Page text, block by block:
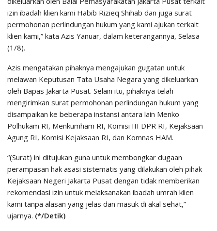
izin ibadah klien kami Habib Rizieq Shihab dan juga surat
permohonan perlindungan hukum yang kami ajukan terkait
klien kami,” kata Azis Yanuar, dalam keterangannya, Selasa
(1/8).
Azis mengatakan pihaknya mengajukan gugatan untuk
melawan Keputusan Tata Usaha Negara yang dikeluarkan
oleh Bapas Jakarta Pusat. Selain itu, pihaknya telah
mengirimkan surat permohonan perlindungan hukum yang
disampaikan ke beberapa instansi antara lain Menko
Polhukam RI, Menkumham RI, Komisi III DPR RI, Kejaksaan
Agung RI, Komisi Kejaksaan RI, dan Komnas HAM.
“(Surat) ini ditujukan guna untuk membongkar dugaan
perampasan hak asasi sistematis yang dilakukan oleh pihak
Kejaksaan Negeri Jakarta Pusat dengan tidak memberikan
rekomendasi izin untuk melaksanakan ibadah umrah klien
kami tanpa alasan yang jelas dan masuk di akal sehat,”
ujarnya. (*/Detik)